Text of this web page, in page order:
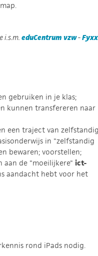
i.s.m. eduCentrum vzw-
gebruiken in je klas;
kunnen transfereren naar
een traject van zelfstandig
in "zelfstandig
bewaren; voorstellen;
aan de "moeilijkere" ict-
aandacht hebt voor het
rond iPads nodig.